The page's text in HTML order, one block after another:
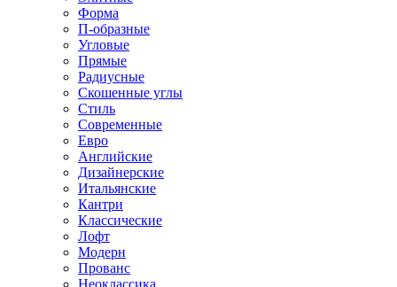
Форма
П-образные
Угловые
Прямые
Радиусные
Скошенные углы
Стиль
Современные
Евро
Английские
Дизайнерские
Итальянские
Кантри
Классические
Лофт
Модерн
Прованс
Неоклассика